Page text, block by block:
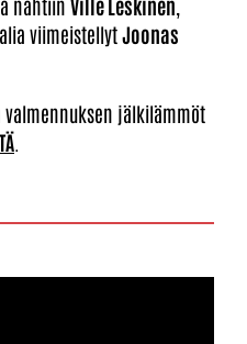
nähtiin Ville Leskinen
viimeistellytJoonas
jälkilämmöt